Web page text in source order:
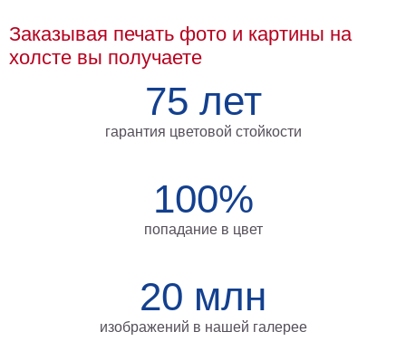
Города
Нью
Заказывая печать фото и картины на
холсте вы получаете
75 лет
гарантия цветовой стойкости
100%
попадание в цвет
20 млн
изображений в нашей галерее